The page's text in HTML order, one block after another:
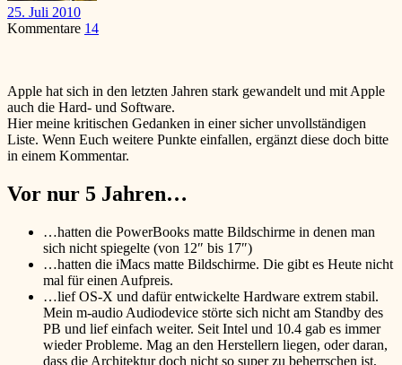
25. Juli 2010
Kommentare 14
Apple hat sich in den letzten Jahren stark gewandelt und mit Apple
auch die Hard- und Software.
Hier meine kritischen Gedanken in einer sicher unvollständigen
Liste. Wenn Euch weitere Punkte einfallen, ergänzt diese doch bitte
in einem Kommentar.
Vor nur 5 Jahren…
…hatten die PowerBooks matte Bildschirme in denen man
sich nicht spiegelte (von 12″ bis 17″)
…hatten die iMacs matte Bildschirme. Die gibt es Heute nicht
mal für einen Aufpreis.
…lief OS-X und dafür entwickelte Hardware extrem stabil.
Mein m-audio Audiodevice störte sich nicht am Standby des
PB und lief einfach weiter. Seit Intel und 10.4 gab es immer
wieder Probleme. Mag an den Herstellern liegen, oder daran,
dass die Architektur doch nicht so super zu beherrschen ist,